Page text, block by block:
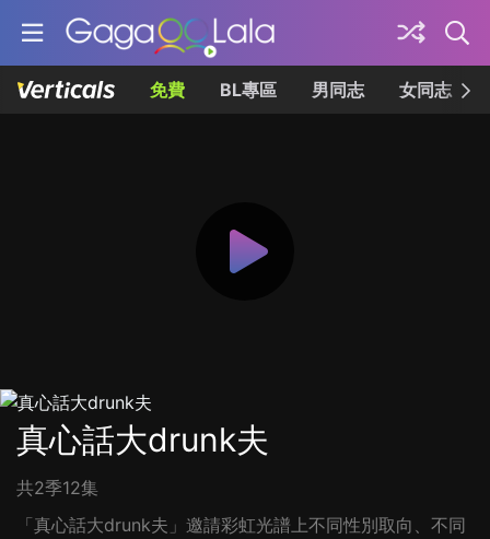
免費 BL專區 男同志 女同志
真心話大drunk夫
共2季12集
「真心話大drunk夫」邀請彩虹光譜上不同性別取向、不同